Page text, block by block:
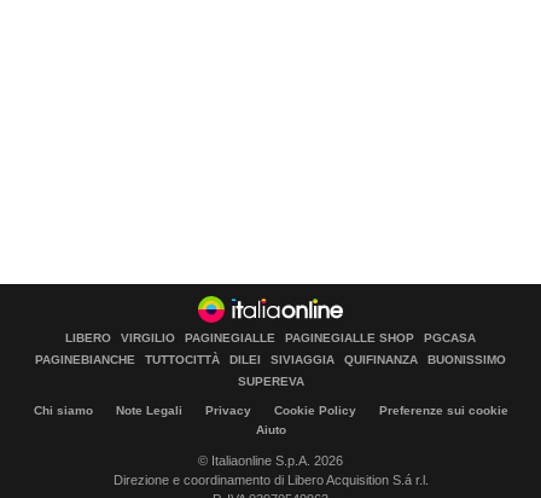
LIBERO VIRGILIO PAGINEGIALLE PAGINEGIALLE SHOP
PGCASA
PAGINEBIANCHE
TUTTOCITTÀ DILEI SIVIAGGIA QUIFINANZA
BUONISSIMO
SUPEREVA
Chi siamo Note Legali Privacy Cookie Policy
Preferenze sui cookie
Aiuto
© Italiaonline S.p.A. 2026
Direzione e coordinamento di Libero Acquisition S.á r.l.